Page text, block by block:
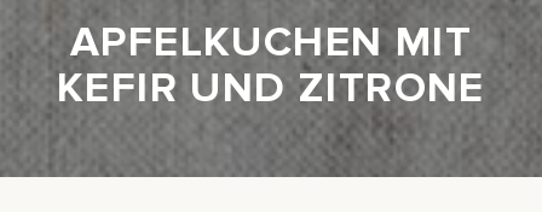
APFELKUCHEN MIT
KEFIR UND ZITRONE